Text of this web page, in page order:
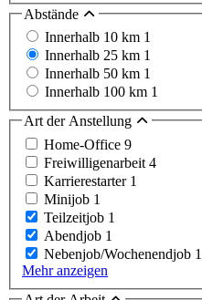
Abstände
Innerhalb 10 km 1
Innerhalb 25 km 1
Innerhalb 50 km 1
Innerhalb 100 km 1
Art der Anstellung
Home-Office 9
Freiwilligenarbeit 4
Karrierestarter 1
Minijob 1
Teilzeitjob 1
Abendjob 1
Nebenjob/Wochenendjob 1
Mehr anzeigen